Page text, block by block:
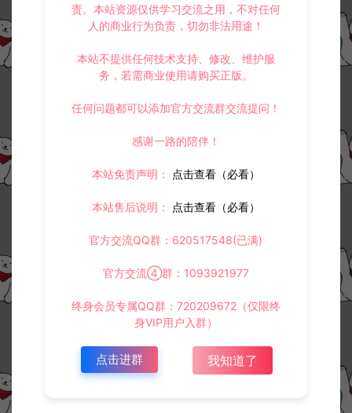
责。本站资源仅供学习交流之用，不对任何
人的商业行为负责，切勿非法用途！
本站不提供任何技术支持、修改、维护服
务，若需商业使用请购买正版。
任何问题都可以添加官方交流群交流提问！
感谢一路的陪伴！
本站免责声明： 点击查看（必看）
本站售后说明： 点击查看（必看）
官方交流QQ群：620517548(已满)
官方交流④群：1093921977
终身会员专属QQ群：720209672（仅限终
身VIP用户入群）
点击进群 我知道了